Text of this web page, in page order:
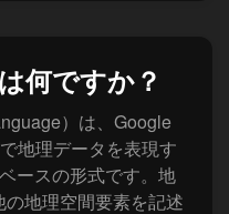
何ですか？
）は、Google
地理データを表現す
ースの形式です。地
地理空間要素を記述